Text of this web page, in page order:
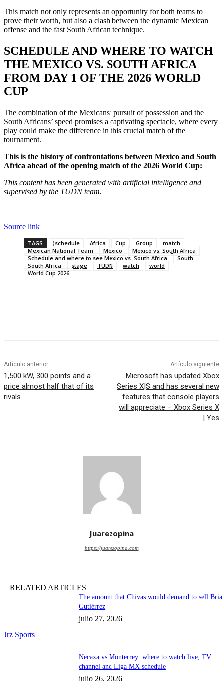
This match not only represents an opportunity for both teams to
prove their worth, but also a clash between the dynamic Mexican
offense and the fast South African technique.
SCHEDULE AND WHERE TO WATCH
THE MEXICO VS. SOUTH AFRICA
FROM DAY 1 OF THE 2026 WORLD
CUP
The combination of the Mexicans’ pursuit of possession and the
South Africans’ speed promises a captivating spectacle, where every
play could make the difference in this crucial match of the
tournament.
This is the history of confrontations between Mexico and South
Africa ahead of the opening match of the 2026 World Cup:
This content has been generated with artificial intelligence and
supervised by the TUDN team.
Source link
TAGS )schedule Africa Cup Group
match
Mexican National Team
México
Mexico vs. South Africa
Schedule and where to see Mexico vs. South Africa
South
South Africa
stage TUDN watch
world
World Cup 2026
Artículo anterior
1,500 kW, 300 points and a
price almost half that of its
rivals
Artículo siguiente
Microsoft has updated Xbox
Series X|S and has several new
features that console players
will appreciate – Xbox Series X
| Yes
Juarezopina
https://juarezopina.com
RELATED ARTICLES
Jrz Sports
The amount that Chivas would demand to sell
Gutiérrez
julio 27, 2026
Necaxa vs Monterrey: where to watch live, TV
channel and Liga MX schedule
julio 26, 2026